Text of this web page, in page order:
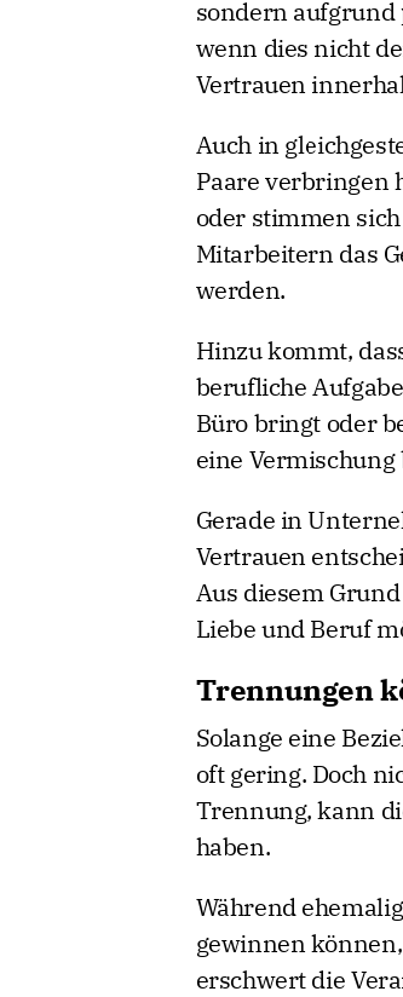
sondern aufgrund
wenn dies nicht
Vertrauen
Auch in
Paare verbringen
oder stimmen
Mitarbeitern das
werden.
Hinzu kommt,
berufliche
Büro bringt oder
eine
Gerade in
Vertrauen
Aus diesem
Liebe und Beruf
Trennungen
Solange eine
oft gering. Doch
Trennung, kann
haben.
Während
gewinnen
erschwert die